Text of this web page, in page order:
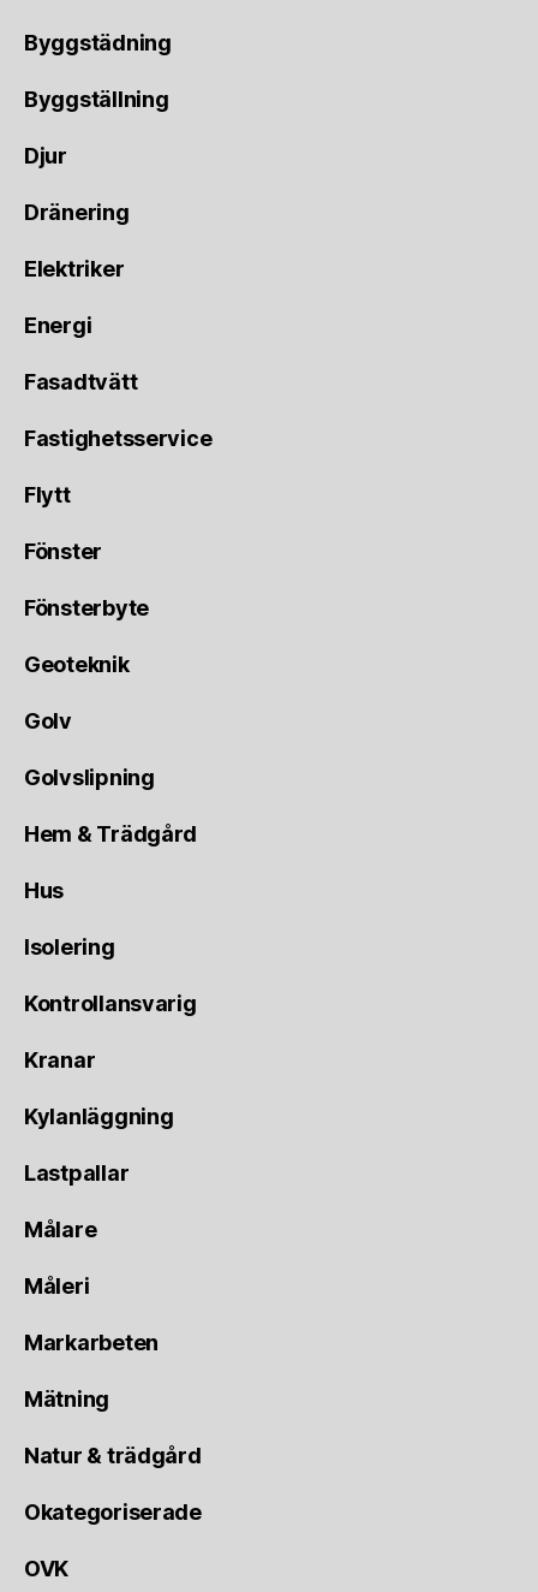
Byggstädning
Byggställning
Djur
Dränering
Elektriker
Energi
Fasadtvätt
Fastighetsservice
Flytt
Fönster
Fönsterbyte
Geoteknik
Golv
Golvslipning
Hem & Trädgård
Hus
Isolering
Kontrollansvarig
Kranar
Kylanläggning
Lastpallar
Målare
Måleri
Markarbeten
Mätning
Natur & trädgård
Okategoriserade
OVK